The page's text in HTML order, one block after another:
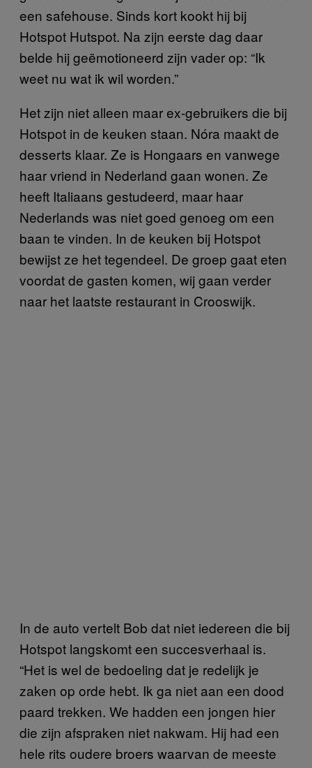
een safehouse. Sinds kort kookt hij bij
Hotspot Hutspot. Na zijn eerste dag daar
belde hij geëmotioneerd zijn vader op: “Ik
weet nu wat ik wil worden.”
Het zijn niet alleen maar ex-gebruikers die bij
Hotspot in de keuken staan. Nóra maakt de
desserts klaar. Ze is Hongaars en vanwege
haar vriend in Nederland gaan wonen. Ze
heeft Italiaans gestudeerd, maar haar
Nederlands was niet goed genoeg om een
baan te vinden. In de keuken bij Hotspot
bewijst ze het tegendeel. De groep gaat eten
voordat de gasten komen, wij gaan verder
naar het laatste restaurant in Crooswijk.
In de auto vertelt Bob dat niet iedereen die bij
Hotspot langskomt een succesverhaal is.
“Het is wel de bedoeling dat je redelijk je
zaken op orde hebt. Ik ga niet aan een dood
paard trekken. We hadden een jongen hier
die zijn afspraken niet nakwam. Hij had een
hele rits oudere broers waarvan de meeste